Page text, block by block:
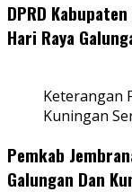
DPRD
Hari Raya
Keterangan
Kuningan
Pemkab
Galungan Dan